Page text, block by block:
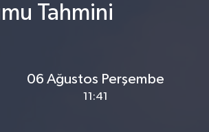
Tahmini
06 Ağustos Perşembe
11:41